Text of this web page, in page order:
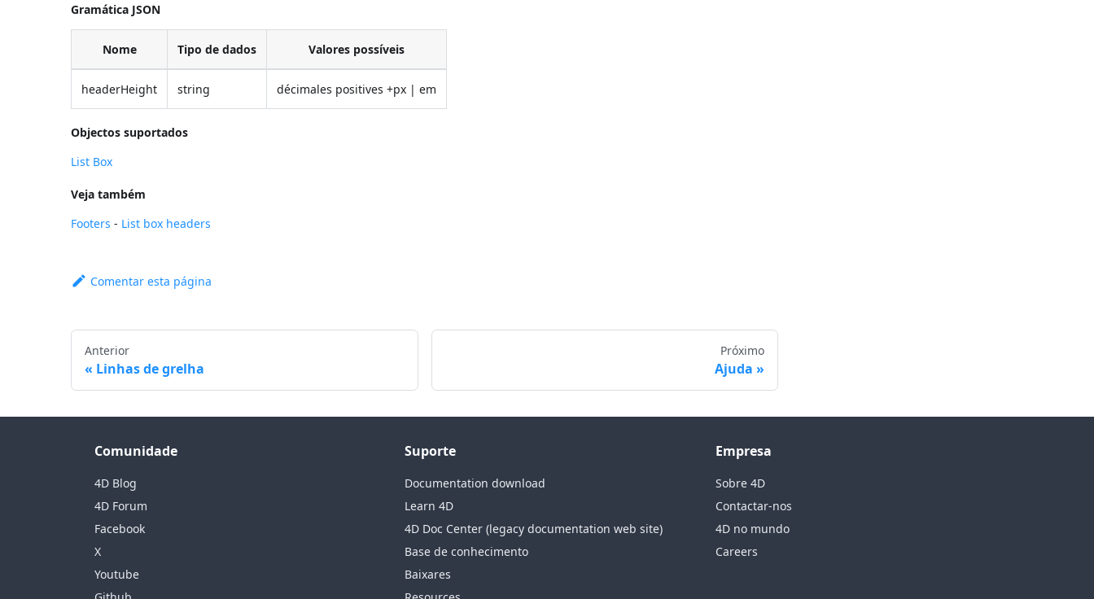
Gramática JSON
Nome Tipo de dados Valores possíveis
headerHeight string décimales positives +px | em
Objectos suportados
List Box
Veja também
Footers - List box headers
Comentar esta página
Anterior
Linhas de grelha
Próximo
Ajuda
Comunidade
4D Blog
4D Forum
Facebook
X
Youtube
Suporte
Documentation download
Learn 4D
4D Doc Center (legacy documentation web site)
Base de conhecimento
Baixares
Empresa
Sobre 4D
Contactar-nos
4D no mundo
Careers